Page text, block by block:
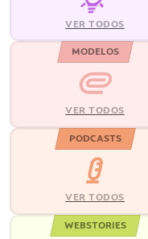
VER TODOS
MODELOS
VER TODOS
PODCASTS
VER TODOS
WEBSTORIES